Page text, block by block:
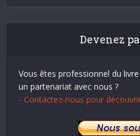
Devenez
Vous êtes professionnel du
un partenariat avec nous ?
- Contactez-nous pour